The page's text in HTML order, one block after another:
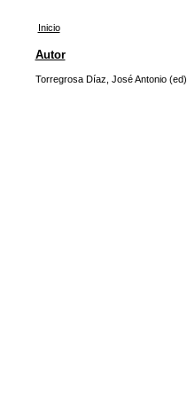
Inicio
Autor
Torregrosa Díaz, José Antonio (ed)